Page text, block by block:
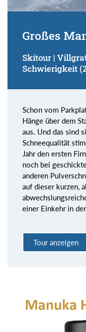
Großes
Skitour |
Schwierigkeit
Schon vom
Hänge über dem
aus. Und das sind
Schneequalität
Jahr den ersten
noch bei
anderen
auf dieser kurzen,
einer Einkehr in
Tour anzeigen